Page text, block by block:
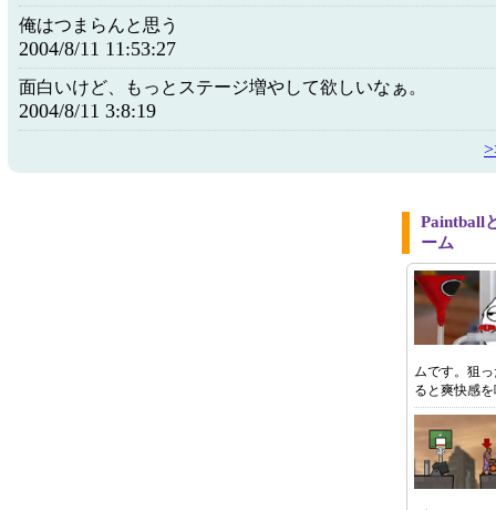
俺はつまらんと思う
2004/8/11 11:53:27
面白いけど、もっとステージ増やして欲しいなぁ。
2004/8/11 3:8:19
Paintball
ーム
ムです。狙
ると爽快感